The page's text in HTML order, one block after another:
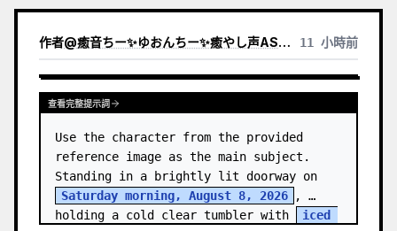
作者@癒音ちー✨ゆおんちー✨癒やし声ASMRとAI 11 小時前
查看完整提示詞
Use the character from the provided
reference image as the main subject.
Saturday morning, August 8, 2026
,
holding a cold clear tumbler with
iced